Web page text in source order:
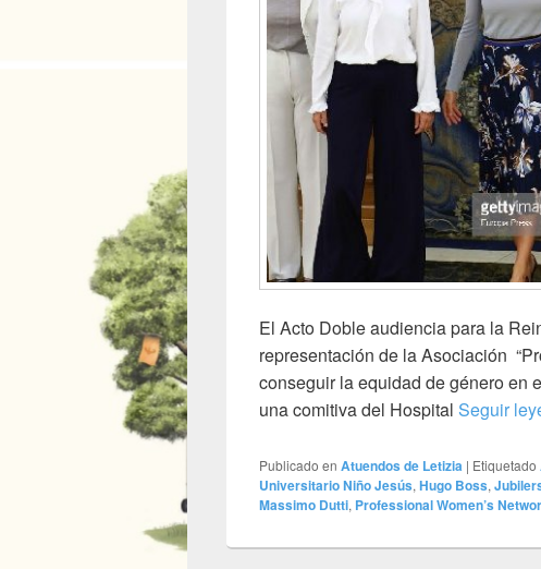
El Acto Doble audiencia para la
representación de la Asociación
conseguir la equidad de género en
una comitiva del Hospital Seguir
Publicado en Atuendos de Letizia | Etiquetado
Universitario Niño Jesús, Hugo Boss,
Massimo Dutti, Professional Women’s